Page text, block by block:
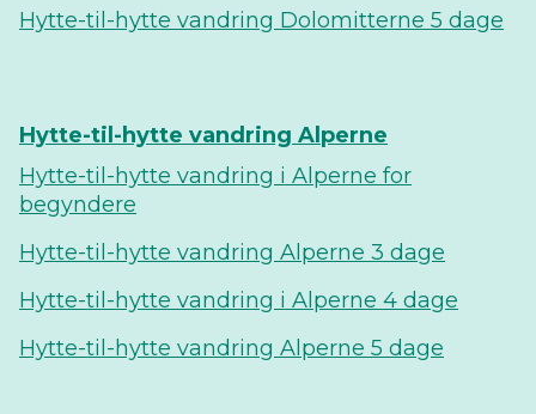
Hytte-til-hytte vandring Dolomitterne 5 dage
Hytte-til-hytte vandring Alperne
Hytte-til-hytte vandring i Alperne for
begyndere
Hytte-til-hytte vandring Alperne 3 dage
Hytte-til-hytte vandring i Alperne 4 dage
Hytte-til-hytte vandring Alperne 5 dage